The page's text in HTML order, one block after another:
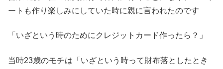
ートも作り楽しみにしていた時に親に言われたのです
「いざという時のためにクレジットカード作ったら？」
当時23歳のモチは「いざという時って財布落としたとき